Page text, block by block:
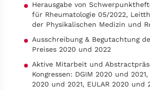
Herausgabe von
für Rheumatologie 05/2022,
der Physikalischen Medizin und
Ausschreibung & Begutachtung
Preises 2020 und 2022
Aktive Mitarbeit und
Kongressen: DGIM 2020 und 2021,
2020 und 2021, EULAR 2020 und